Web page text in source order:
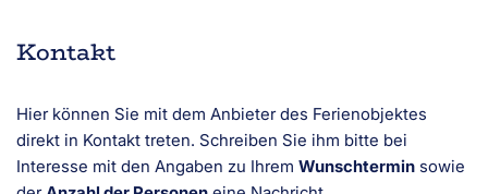
Kontakt
Hier können Sie mit dem Anbieter des Ferienobjektes
direkt in Kontakt treten. Schreiben Sie ihm bitte bei
Interesse mit den Angaben zu Ihrem Wunschtermin sowie